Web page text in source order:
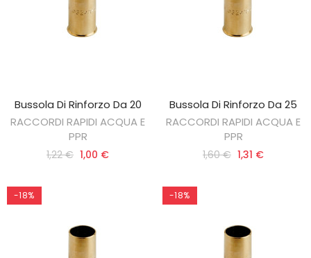
AGGIUNGI AL CARRELLO
Bussola Di Rinforzo Da 20
RACCORDI RAPIDI ACQUA E
PPR
1,22 € 1,00 €
AGGIUNGI AL CARRELLO
Bussola Di Rinforzo Da 25
RACCORDI RAPIDI ACQUA E
PPR
1,60 € 1,31 €
-18% -18%